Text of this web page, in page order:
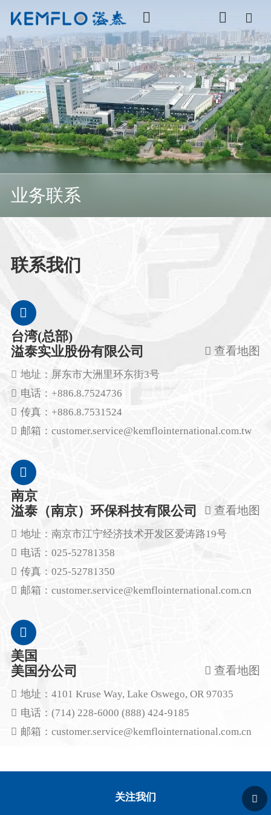
业务联系
联系我们
台湾(总部)
溢泰实业股份有限公司
查看地图
地址： 屏东市大洲里环东街3号
电话： +886.8.7524736
传真： +886.8.7531524
邮箱： customer.service@kemflointernational.com.tw
南京
溢泰（南京）环保科技有限公司
查看地图
地址： 南京市江宁经济技术开发区爱涛路19号
电话： 025-52781358
传真： 025-52781350
邮箱： customer.service@kemflointernational.com.cn
美国
美国分公司
查看地图
地址： 4101 Kruse Way, Lake Oswego, OR 97035
电话： (714) 228-6000 (888) 424-9185
邮箱： customer.service@kemflointernational.com.cn
关注我们